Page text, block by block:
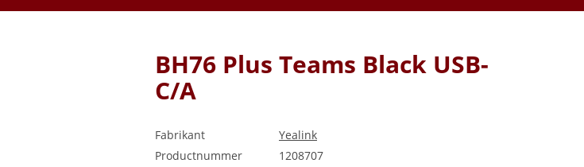
BH76 Plus Teams Black USB-
C/A
Fabrikant
Yealink
Productnummer
1208707